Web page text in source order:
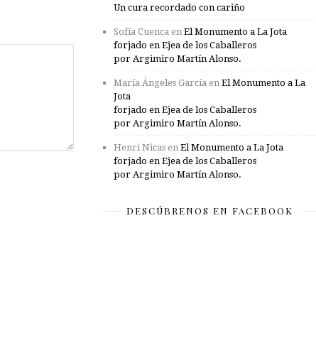
Un cura recordado con cariño
Sofía Cuenca en El Monumento a La Jota
forjado en Ejea de los Caballeros
por Argimiro Martín Alonso.
María Ángeles García en El Monumento a La
Jota
forjado en Ejea de los Caballeros
por Argimiro Martín Alonso.
Henri Nicas en El Monumento a La Jota
forjado en Ejea de los Caballeros
por Argimiro Martín Alonso.
DESCÚBRENOS EN FACEBOOK